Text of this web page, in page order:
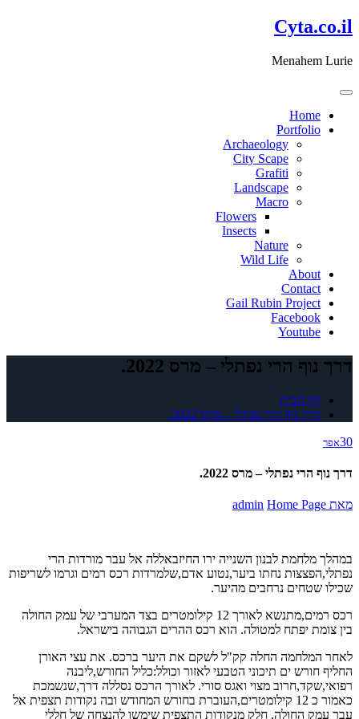
דלג
לתוכן
Cyta.co.il
Menahem Lurie
Home
Portfolio
Archaeology
City Scape
Grafiti
Landscape
Macro
Flowers
Insects
Nature
Wild Life
About
Contact
Gail Rubin Project
Facebook
Youtube
דרך נוף הרי נפתלי – מרס 2022.
דף הבית
דרך נוף הרי נפתלי – מרס 2022.
30אפר
דרך נוף הרי נפתלי – מרס 2022.
מאת admin Home Page
במהלך מלחמת לבנון השנייה ירו החיזבאללה אל עבר מורדות הרי
נפתלי,הפצצות נחתו ביער,נטוע אדם,שלמרדות רכס רמים וגרמו לשריפות
שכילו שטחים נרחבים מהיער.
רכס רמים,מתנשא לאורך 12 קילומטרים בצד המערבי של עמק החולה
בין צומת יפתח למטולה. הוא רכס ההרים הגבוהה בישראל.
לאחר המלחמה החלה קק"ל לשקם את היער ברכס. את עצי האורן
החליף חורש ים תיכוני הטבעי לאזור וכולל:כליל החורש,ליבנה
רפואי,שקד,חרוב מצוי ואגס סורי. לאורך הרכס נסללה דרך,שנשמכת
כאמור כ 12 קילומטרים,העוברת בחורש המחודש ובה נקודות תצפית אל
עבר עמק החולה. חלק מנקודות התצפית שימשו להנצחה של חללי